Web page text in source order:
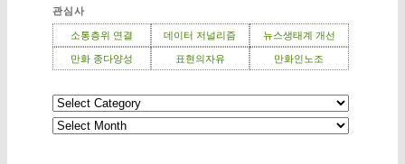
관심사
소통층위 연결 데이터 저널리즘 뉴스생태계 개선
만화 종다양성 표현의자유 만화인노조